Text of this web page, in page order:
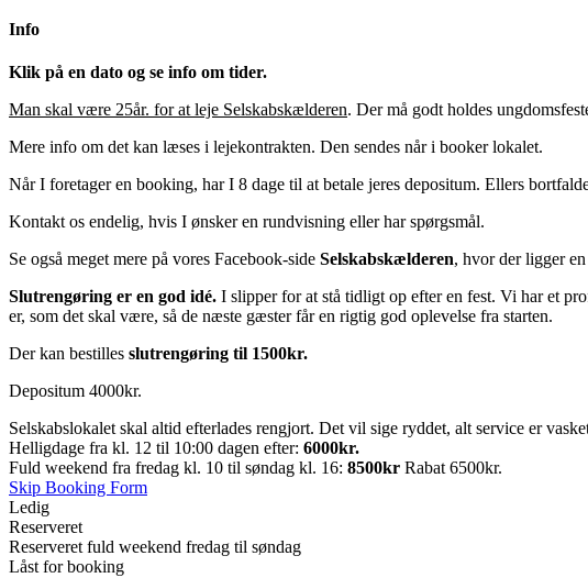
Info
Klik på en dato og se info om tider.
Man skal være 25år. for at leje Selskabskælderen. Der må godt holdes
Mere info om det kan læses i lejekontrakten. Den sendes når i booker lokalet.
Når I foretager en booking, har I 8 dage til at betale jeres depositum. Ellers
Kontakt os endelig, hvis I ønsker en rundvisning eller har spørgsmål.
Se også meget mere på vores Facebook-side Selskabskælderen, hvor der ligger
Slutrengøring er en god idé. I slipper for at stå tidligt op efter en fest. Vi har et
er, som det skal være, så de næste gæster får en rigtig god oplevelse fra starten.
Der kan bestilles slutrengøring til 1500kr.
Depositum 4000kr.
Selskabslokalet skal altid efterlades rengjort. Det vil sige ryddet, alt service er
Helligdage fra kl. 12 til 10:00 dagen efter: 6000kr.
Fuld weekend fra fredag kl. 10 til søndag kl. 16: 8500kr Rabat 6500kr.
Skip Booking Form
Ledig
Reserveret
Reserveret fuld weekend fredag til søndag
Låst for booking